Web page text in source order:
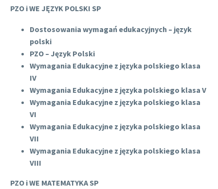
PZO i WE JĘZYK POLSKI SP
Dostosowania wymagań edukacyjnych – język
polski
PZO – Język Polski
Wymagania Edukacyjne z języka polskiego klasa
IV
Wymagania Edukacyjne z języka polskiego klasa V
Wymagania Edukacyjne z języka polskiego klasa
VI
Wymagania Edukacyjne z języka polskiego klasa
VII
Wymagania Edukacyjne z języka polskiego klasa
VIII
PZO i WE MATEMATYKA SP